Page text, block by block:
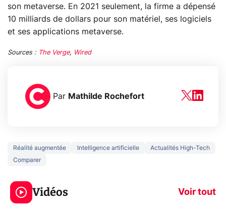
son metaverse. En 2021 seulement, la firme a dépensé
10 milliards de dollars pour son matériel, ses logiciels
et ses applications metaverse.
Sources : The Verge, Wired
Par Mathilde Rochefort
Réalité augmentée Intelligence artificielle
Actualités High-Tech
Comparer
Vidéos Voir tout
5 générations de
jeux dans la
prochaine Xbox !
navigation